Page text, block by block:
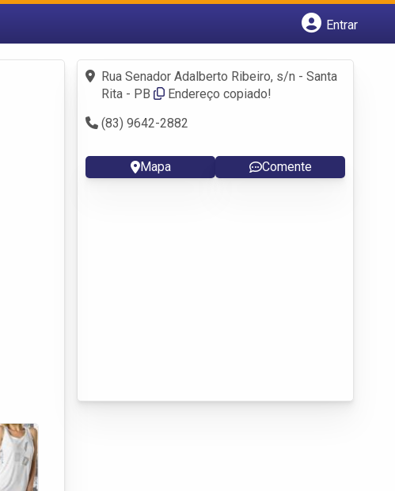
Entrar
Fazer login
Criar conta
Rua Senador Adalberto Ribeiro, s/n - Santa
Rita - PB
Endereço copiado!
(83) 9642-2882
Mapa Comente